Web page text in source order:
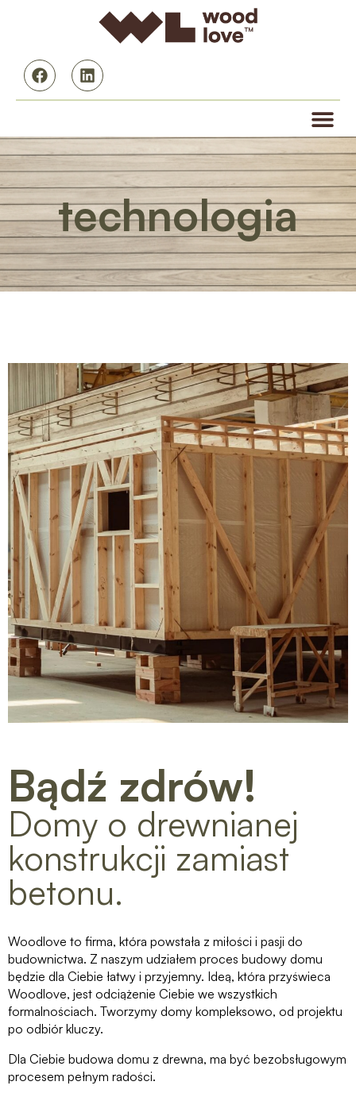
technologia
Bądź zdrów!
Domy o drewnianej
konstrukcji zamiast
betonu.
Woodlove to firma, która powstała z miłości i pasji do
budownictwa. Z naszym udziałem proces budowy domu
będzie dla Ciebie łatwy i przyjemny. Ideą, która przyświeca
Woodlove, jest odciążenie Ciebie we wszystkich
formalnościach. Tworzymy domy kompleksowo, od projektu
po odbiór kluczy.
Dla Ciebie budowa domu z drewna, ma być bezobsługowym
procesem pełnym radości.